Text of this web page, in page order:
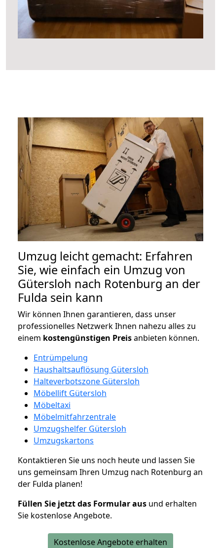
Umzug leicht gemacht: Erfahren
Sie, wie einfach ein Umzug von
Gütersloh nach Rotenburg an der
Fulda sein kann
Wir können Ihnen garantieren, dass unser
professionelles Netzwerk Ihnen nahezu alles zu
einem kostengünstigen Preisanbieten können.
Entrümpelung
Haushaltsauflösung Gütersloh
Halteverbotszone Gütersloh
Möbellift Gütersloh
Möbeltaxi
Möbelmitfahrzentrale
Umzugshelfer Gütersloh
Umzugskartons
Kontaktieren Sie uns noch heute und lassen Sie
uns gemeinsam Ihren Umzug nach Rotenburg an
der Fulda planen!
Füllen Sie jetzt das Formular aus und erhalten
Sie kostenlose Angebote.
Kostenlose Angebote erhalten